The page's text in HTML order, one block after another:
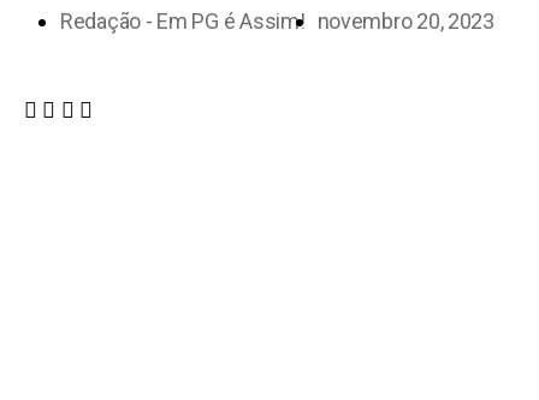
Redação - Em PG é Assim! novembro 20, 2023